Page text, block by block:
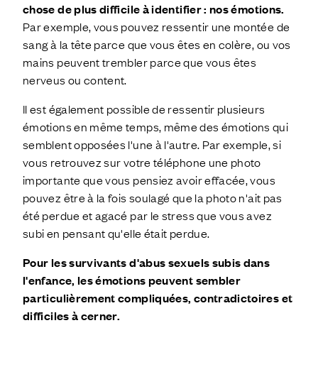
chose de plus difficile à identifier : nos émotions.
Par exemple, vous pouvez ressentir une montée de
sang à la tête parce que vous êtes en colère, ou vos
mains peuvent trembler parce que vous êtes
nerveus ou content.
Il est également possible de ressentir plusieurs
émotions en même temps, même des émotions qui
semblent opposées l'une à l'autre. Par exemple, si
vous retrouvez sur votre téléphone une photo
importante que vous pensiez avoir effacée, vous
pouvez être à la fois soulagé que la photo n'ait pas
été perdue et agacé par le stress que vous avez
subi en pensant qu'elle était perdue.
Pour les survivants d'abus sexuels subis dans
l'enfance, les émotions peuvent sembler
particulièrement compliquées, contradictoires et
difficiles à cerner.